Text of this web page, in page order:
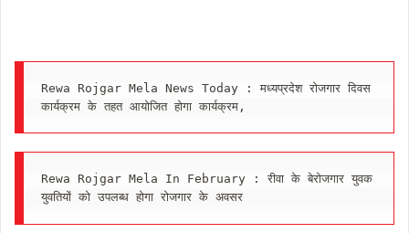
Rewa Rojgar Mela News Today : मध्यप्रदेश रोजगार दिवस
कार्यक्रम के तहत आयोजित होगा कार्यक्रम,
Rewa Rojgar Mela In February : रीवा के बेरोजगार युवक
युवतियों को उपलब्ध होगा रोजगार के अवसर